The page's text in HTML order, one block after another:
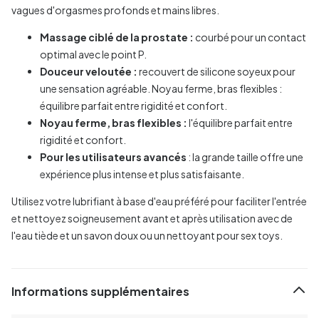
vagues d'orgasmes profonds et mains libres.
Massage ciblé de la prostate : courbé pour un contact
optimal avec le point P.
Douceur veloutée : recouvert de silicone soyeux pour
une sensation agréable. Noyau ferme, bras flexibles :
équilibre parfait entre rigidité et confort.
Noyau ferme, bras flexibles : l'équilibre parfait entre
rigidité et confort.
Pour les utilisateurs avancés : la grande taille offre une
expérience plus intense et plus satisfaisante.
Utilisez votre lubrifiant à base d'eau préféré pour faciliter l'entrée
et nettoyez soigneusement avant et après utilisation avec de
l'eau tiède et un savon doux ou un nettoyant pour sex toys.
Informations supplémentaires